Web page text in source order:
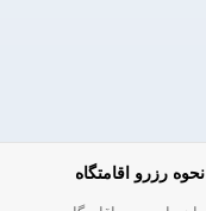
نحوه رزرو اقامتگاه